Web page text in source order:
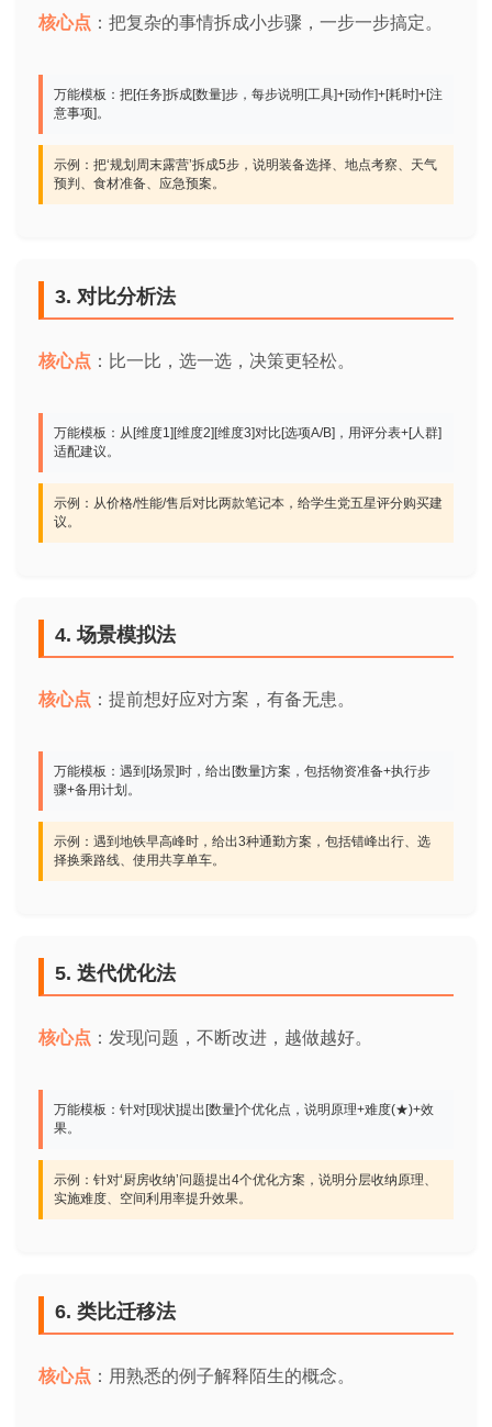
核心点 ：把复杂的事情拆成小步骤，一步一步搞定。
万能模板：把[任务]拆成[数量]步，每步说明[工具]+[动作]+[耗时]+[注
意事项]。
示例：把‘规划周末露营’拆成5步，说明装备选择、地点考察、天气
预判、食材准备、应急预案。
3. 对比分析法
核心点 ：比一比，选一选，决策更轻松。
万能模板：从[维度1][维度2][维度3]对比[选项A/B]，用评分表+[人群]
适配建议。
示例：从价格/性能/售后对比两款笔记本，给学生党五星评分购买建
议。
4. 场景模拟法
核心点 ：提前想好应对方案，有备无患。
万能模板：遇到[场景]时，给出[数量]方案，包括物资准备+执行步
骤+备用计划。
示例：遇到地铁早高峰时，给出3种通勤方案，包括错峰出行、选
择换乘路线、使用共享单车。
5. 迭代优化法
核心点 ：发现问题，不断改进，越做越好。
万能模板：针对[现状]提出[数量]个优化点，说明原理+难度(★)+效
果。
示例：针对‘厨房收纳’问题提出4个优化方案，说明分层收纳原理、
实施难度、空间利用率提升效果。
6. 类比迁移法
核心点 ：用熟悉的例子解释陌生的概念。